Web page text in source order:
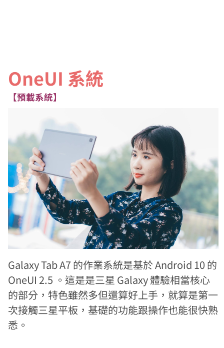
OneUI 系統
【預載系統】
Galaxy Tab A7 的作業系統是基於 Android 10 的
OneUI 2.5 。這是是三星 Galaxy 體驗相當核心
的部分，特色雖然多但還算好上手，就算是第一
次接觸三星平板，基礎的功能跟操作也能很快熟
悉。